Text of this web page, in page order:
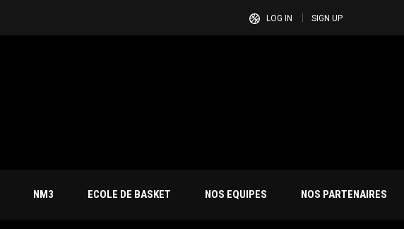
LOG IN SIGN UP
NM3 ECOLE DE BASKET NOS EQUIPES NOS PARTENAIRES